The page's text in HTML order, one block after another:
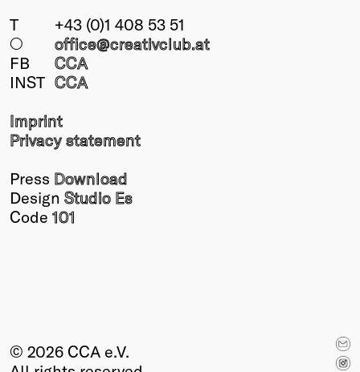
T
+43 (0)1 408 53 51
○
office@creativclub.at
FB
CCA
INST CCA
Imprint
Privacy statement
Press Download
Design Studio Es
Code 101
© 2026 CCA e.V.